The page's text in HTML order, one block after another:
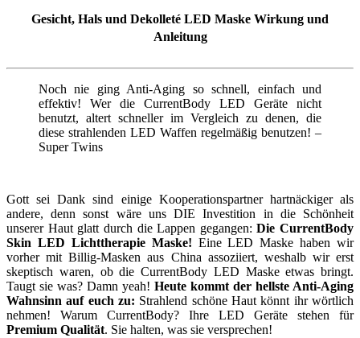
Gesicht, Hals und Dekolleté LED Maske Wirkung und
Anleitung
Noch nie ging Anti-Aging so schnell, einfach und
effektiv! Wer die CurrentBody LED Geräte nicht
benutzt, altert schneller im Vergleich zu denen, die
diese strahlenden LED Waffen regelmäßig benutzen! –
Super Twins
Gott sei Dank sind einige Kooperationspartner hartnäckiger als
andere, denn sonst wäre uns DIE Investition in die Schönheit
unserer Haut glatt durch die Lappen gegangen:Die CurrentBody
Skin LED Lichttherapie Maske! Eine LED Maske haben wir
vorher mit Billig-Masken aus China assoziiert, weshalb wir erst
skeptisch waren, ob die CurrentBody LED Maske etwas bringt.
Taugt sie was? Damn yeah! Heute kommt der hellste Anti-Aging
Wahnsinn auf euch zu: Strahlend schöne Haut könnt ihr wörtlich
nehmen! Warum CurrentBody? Ihre LED Geräte stehen für
Premium Qualität. Sie halten, was sie versprechen!